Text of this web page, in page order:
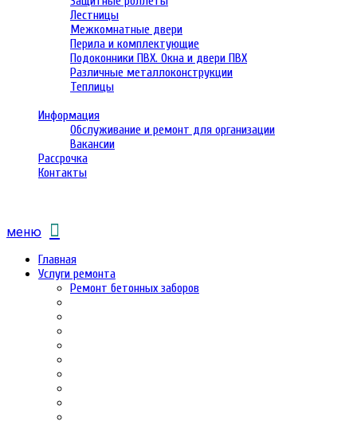
Лестницы
Межкомнатные двери
Перила и комплектующие
Подоконники ПВХ. Окна и двери ПВХ
Различные металлоконструкции
Теплицы
Информация
Обслуживание и ремонт для организации
Вакансии
Рассрочка
Контакты
меню
Главная
Услуги ремонта
Ремонт бетонных заборов